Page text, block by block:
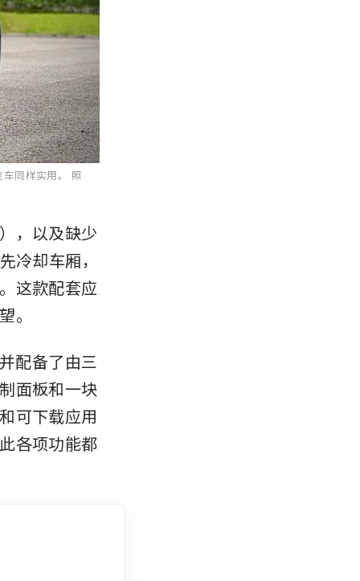
同样实用。 照
，以及缺少
冷却车厢，
这款配套应
。
配备了由三
面板和一块
可下载应用
各项功能都